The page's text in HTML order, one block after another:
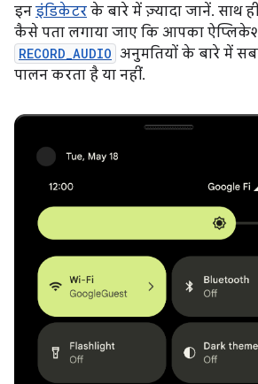
इन इंडिकेटर के बारे में ज़्यादा जानें. साथ
कैसे पता लगाया जाए कि आपका
RECORD_AUDIO अनुमतियों के बारे में
पालन करता है या नहीं.